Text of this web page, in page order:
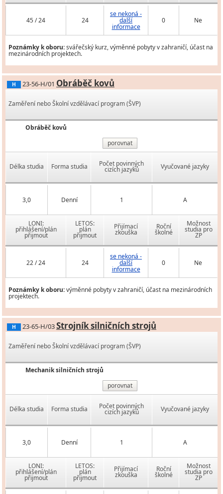
45 / 24 24
se nekoná -
další
informace
0 Ne
Poznámky k oboru:svářečský kurz, výměnné pobyty v zahraničí, účast na
mezinárodních projektech.
H 23-56-H/01 Obráběč kovů
Zaměření nebo Školní vzdělávací program (ŠVP)
Obráběč kovů
porovnat
Délka studia Forma studia Počet povinných
cizích jazyků Vyučované jazyky
3,0 Denní 1 A
LONI:
přihlášení/plán
přijmout
LETOS:
plán
přijmout
Přijímací
zkouška
Roční
školné
Možnost
studia pro
ZP
22 / 24 24
se nekoná -
další
informace
0 Ne
Poznámky k oboru:výměnné pobyty v zahraničí, účast na mezinárodních
projektech.
H 23-65-H/03Strojník silničních strojů
Zaměření nebo Školní vzdělávací program (ŠVP)
Mechanik silničních strojů
porovnat
Délka studia Forma studia Počet povinných
cizích jazyků Vyučované jazyky
3,0 Denní 1 A
LONI:
přihlášení/plán
přijmout
LETOS:
plán
přijmout
Přijímací
zkouška
Roční
školné
Možnost
studia pro
ZP